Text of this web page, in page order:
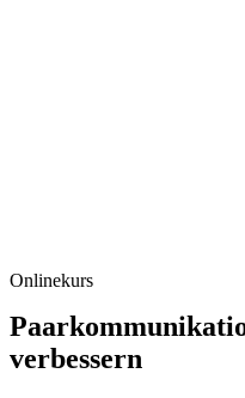
Onlinekurs
verbessern